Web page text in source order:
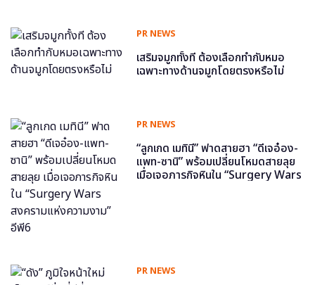
PR NEWS
เสริมจมูกทั้งที ต้องเลือกทำกับหมอ
เฉพาะทางด้านจมูกโดยตรงหรือไม่
PR NEWS
“ลูกเกด เมทินี” ฟาดสายฮา “ดีเจอ๋อง-
แพท-ซานิ” พร้อมเปลี่ยนโหมดสายลุย
เมื่อเจอภารกิจหินใน “Surgery Wars
PR NEWS